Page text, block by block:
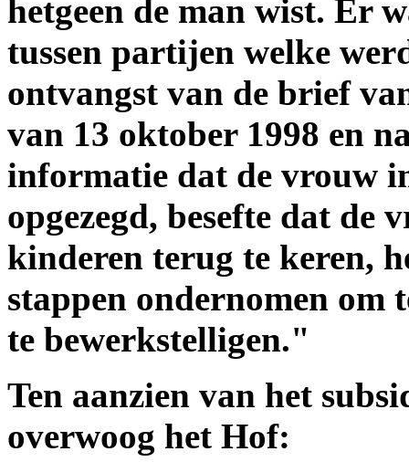
hetgeen de man wist. Er
tussen partijen welke
ontvangst van de brief
van 13 oktober 1998 en
informatie dat de vrouw
opgezegd, besefte dat de
kinderen terug te keren,
stappen ondernomen om
te bewerkstelligen."
Ten aanzien van het
overwoog het Hof: